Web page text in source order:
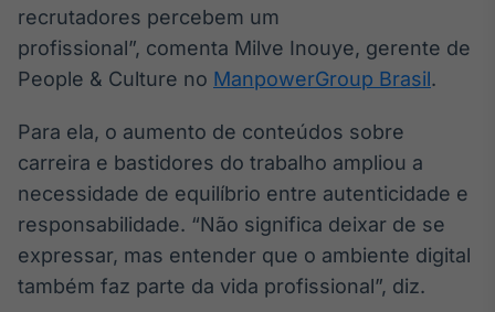
Widgets
Componentes
para conteúdos e
funcionalidades
Conteúdos e
dados para
recrutadores percebem um
profissional”, comenta Milve Inouye, gerente de
People & Culture no ManpowerGroup Brasil.
Para ela, o aumento de conteúdos sobre
carreira e bastidores do trabalho ampliou a
necessidade de equilíbrio entre autenticidade e
responsabilidade. “Não significa deixar de se
expressar, mas entender que o ambiente digital
também faz parte da vida profissional”, diz.